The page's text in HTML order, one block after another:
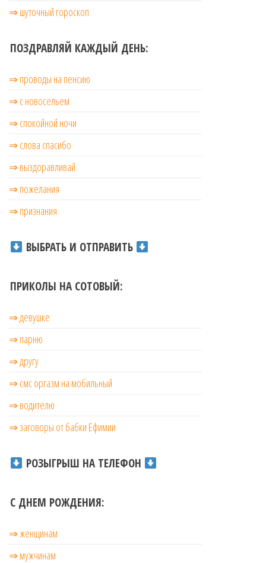
⇒ шуточный гороскоп
ПОЗДРАВЛЯЙ КАЖДЫЙ ДЕНЬ:
⇒ проводы на пенсию
⇒ с новосельем
⇒ cпокойной ночи
⇒ слова спасибо
⇒ выздоравливай
⇒ пожелания
⇒ признания
ВЫБРАТЬ И ОТПРАВИТЬ
ПРИКОЛЫ НА СОТОВЫЙ:
⇒ девушке
⇒ парню
⇒ другу
⇒ смс оргазм на мобильный
⇒ водителю
⇒ заговоры от бабки Ефимии
РОЗЫГРЫШ НА ТЕЛЕФОН
С ДНЕМ РОЖДЕНИЯ:
⇒ женщинам
⇒ мужчинам